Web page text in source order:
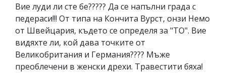
Вие луди ли сте бе????? Да се напълни града с
педераси!!! От типа на Кончита Вурст, онзи Немо
от Швейцария, където се определя за "ТО". Вие
видяхте ли, кой дава точките от
Великобритания и Германия???? Мъже
преоблечени в женски дрехи. Травестити бяха!